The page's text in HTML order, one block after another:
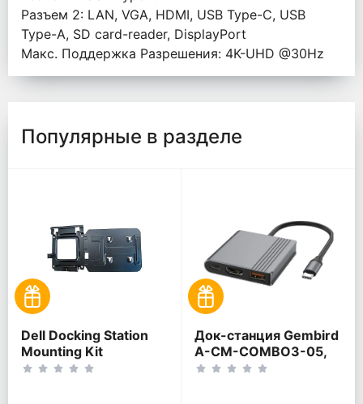
Разъем 2: LAN, VGA, HDMI, USB Type-C, USB
Type-A, SD card-reader, DisplayPort
Макс. Поддержка Разрешения: 4K-UHD @30Hz
Популярные в разделе
Dell Docking Station
Mounting Kit
Док-станция Gembird
A-CM-COMBO3-05,
Черный